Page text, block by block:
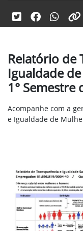
Relatório de
Igualdade
1° Semestre
Acompanhe com a
e Igualdade de